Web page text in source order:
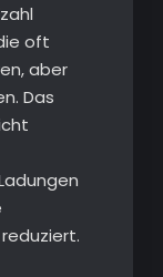
oft
aber
Das